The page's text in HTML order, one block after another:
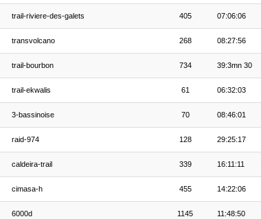
trail-riviere-des-galets 405 07:06:06
transvolcano 268 08:27:56
trail-bourbon 734 39:3mn 30
trail-ekwalis 61 06:32:03
3-bassinoise 70 08:46:01
raid-974 128 29:25:17
caldeira-trail 339 16:11:11
cimasa-h 455 14:22:06
6000d 1145 11:48:50